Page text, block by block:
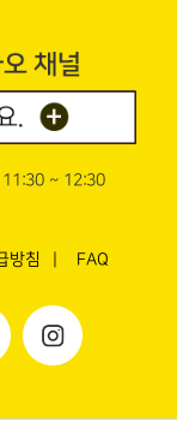
~ 12:30
방침 FAQ